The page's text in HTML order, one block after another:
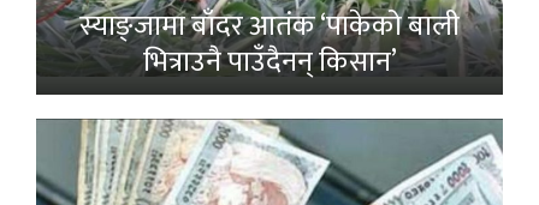
स्याङ्जामा बाँदर आतंक ‘पाकेको बाली
भित्राउनै पाउँदैनन् किसान’